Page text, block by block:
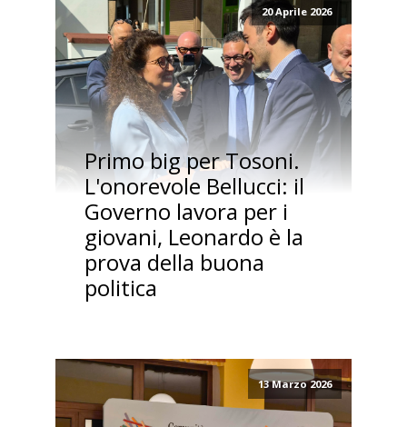
20 Aprile 2026
Primo big per Tosoni.
L'onorevole Bellucci: il
Governo lavora per i
giovani, Leonardo è la
prova della buona
politica
13 Marzo 2026